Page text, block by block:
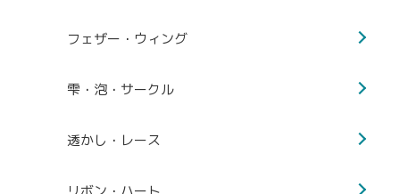
フェザー・ウィング
雫・泡・サークル
透かし・レース